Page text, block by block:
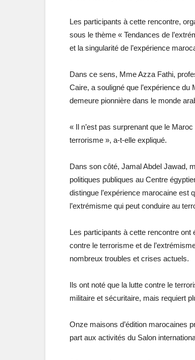
Les participants à cette rencontre,
sous le thème « Tendances de
et la singularité de l’expérience
Dans ce sens, Mme Azza Fathi,
Caire, a souligné que l’expérience
demeure pionnière dans le monde
« Il n’est pas surprenant que le
terrorisme », a-t-elle expliqué.
Dans son côté, Jamal Abdel Jawad,
politiques publiques au Centre
distingue l’expérience marocaine est
l’extrémisme qui peut conduire au
Les participants à cette rencontre ont
contre le terrorisme et de
nombreux troubles et crises actuels.
Ils ont noté que la lutte contre le
militaire et sécuritaire, mais requiert
Onze maisons d’édition marocaines
part aux activités du Salon